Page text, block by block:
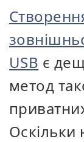
USB є
метод